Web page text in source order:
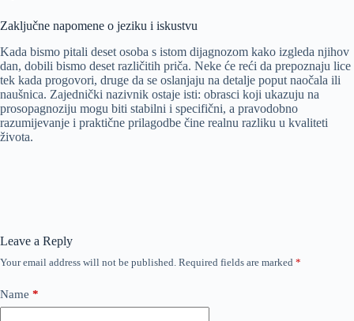
Zaključne napomene o jeziku i iskustvu
Kada bismo pitali deset osoba s istom dijagnozom kako izgleda njihov
dan, dobili bismo deset različitih priča. Neke će reći da prepoznaju lice
tek kada progovori, druge da se oslanjaju na detalje poput naočala ili
naušnica. Zajednički nazivnik ostaje isti: obrasci koji ukazuju na
prosopagnoziju mogu biti stabilni i specifični, a pravodobno
razumijevanje i praktične prilagodbe čine realnu razliku u kvaliteti
života.
Leave a Reply
Your email address will not be published. Required fields are marked *
Name *